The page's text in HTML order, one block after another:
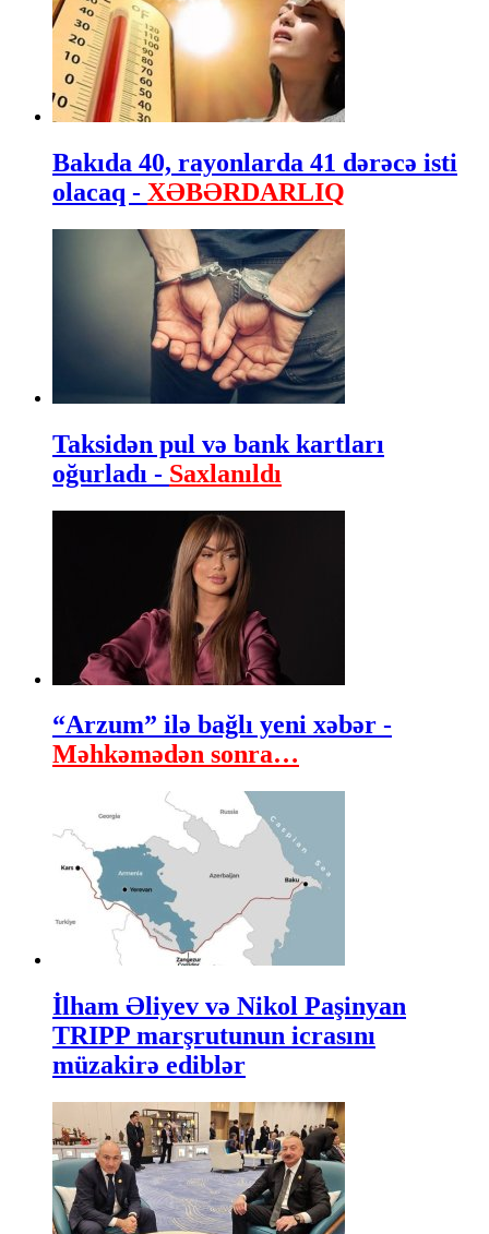
Bakıda 40, rayonlarda 41 dərəcə isti
olacaq - XƏBƏRDARLIQ
Taksidən pul və bank kartları
oğurladı - Saxlanıldı
“Arzum” ilə bağlı yeni xəbər -
Məhkəmədən sonra…
İlham Əliyev və Nikol Paşinyan
TRIPP marşrutunun icrasını
müzakirə ediblər